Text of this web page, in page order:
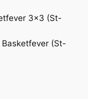
3×3 (St-
(St-